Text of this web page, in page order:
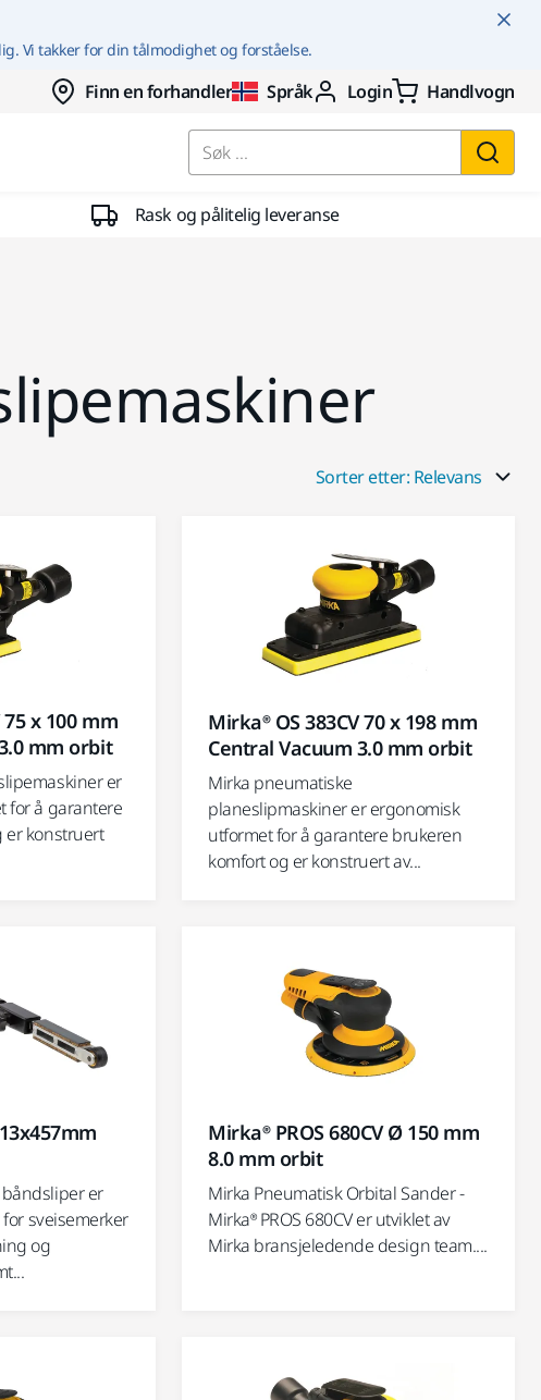
Vi takker for din tålmodighet og forståelse.
Finn en forhandler Språk Login Handlvogn
Søk ...
Rask og pålitelig leveranse
Sorter etter: Relevans
75 x 100 mm
mm orbit
er
for å garantere
er konstruert
Mirka® OS 383CV 70 x 198 mm
Central Vacuum 3.0 mm orbit
Mirka pneumatiske
planeslipmaskiner er ergonomisk
utformet for å garantere brukeren
komfort og er konstruert av...
båndsliper er
sveisemerker
og
Mirka® PROS 680CV Ø 150 mm
8.0 mm orbit
Mirka Pneumatisk Orbital Sander -
Mirka® PROS 680CV er utviklet av
Mirka bransjeledende design team....